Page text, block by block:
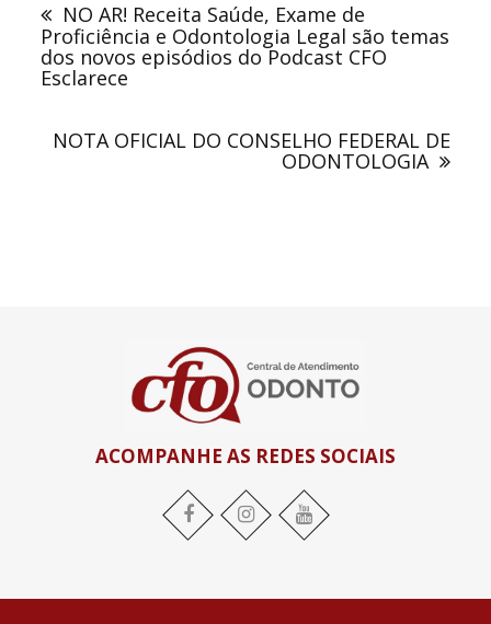
PostNO AR! Receita Saúde, Exame de
Proficiência e Odontologia Legal são temas
dos novos episódios do Podcast CFO
Esclarece
NOTA OFICIAL DO CONSELHO FEDERAL DE
ODONTOLOGIA
ACOMPANHE AS REDES SOCIAIS
Facebook Instagram YouTube